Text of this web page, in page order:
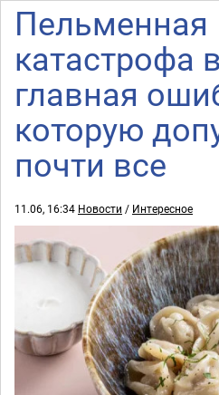
Пельменная
катастрофа
главная
которую
почти все
11.06, 16:34 Новости / Интересное